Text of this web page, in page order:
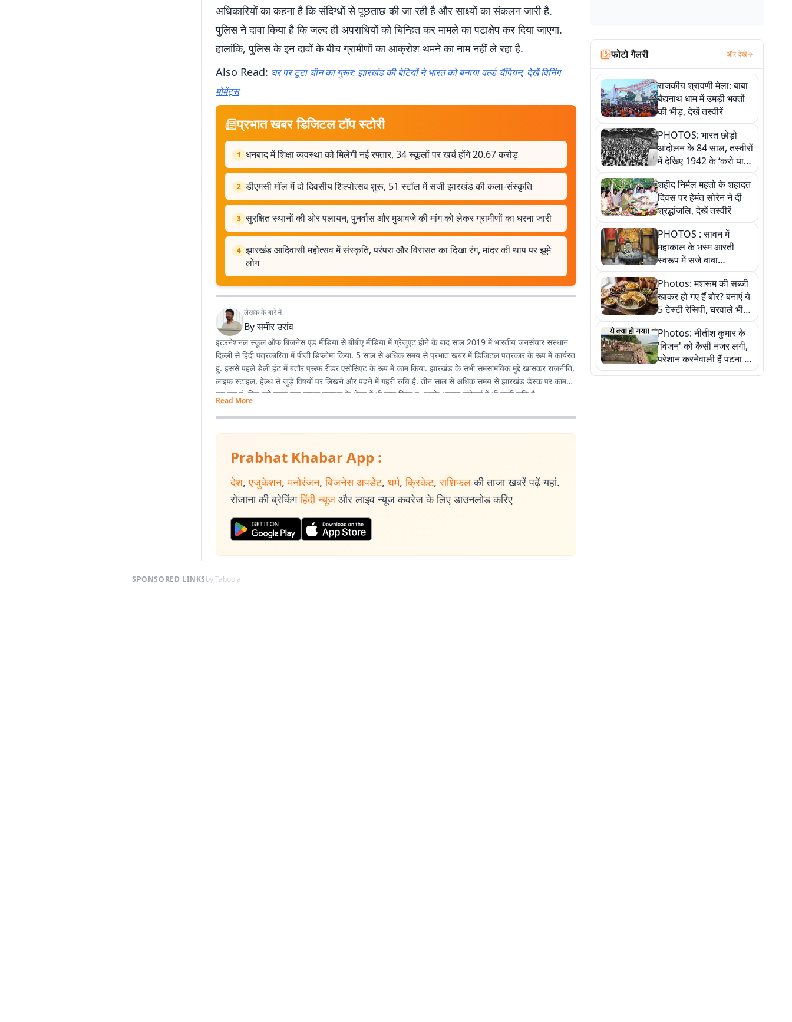
अधिकारियों का कहना है कि संदिग्धों से पूछताछ की जा रही है और साक्ष्यों का संकलन जारी है.
पुलिस ने दावा किया है कि जल्द ही अपराधियों को चिन्हित कर मामले का पटाक्षेप कर दिया जाएगा.
हालांकि, पुलिस के इन दावों के बीच ग्रामीणों का आक्रोश थमने का नाम नहीं ले रहा है.
Also Read: घर पर टूटा चीन का गुरूर: झारखंड की बेटियों ने भारत को बनाया वर्ल्ड चैंपियन, देखें विनिंग
मोमेंट्स
प्रभात खबर डिजिटल टॉप स्टोरी
1 धनबाद में शिक्षा व्यवस्था को मिलेगी नई रफ्तार, 34 स्कूलों पर खर्च होंगे 20.67 करोड़
2 डीएमसी मॉल में दो दिवसीय शिल्पोत्सव शुरू, 51 स्टॉल में सजी झारखंड की कला-संस्कृति
3 सुरक्षित स्थानों की ओर पलायन, पुनर्वास और मुआवजे की मांग को लेकर ग्रामीणों का धरना जारी
4 झारखंड आदिवासी महोत्सव में संस्कृति, परंपरा और विरासत का दिखा रंग, मांदर की थाप पर झूमे
लोग
लेखक के बारे में
Byसमीर उरांव
इंटरनेशनल स्कूल ऑफ बिजनेस एंड मीडिया से बीबीए मीडिया में ग्रेजुएट होने के बाद साल 2019 में भारतीय जनसंचार संस्थान
दिल्ली से हिंदी पत्रकारिता में पीजी डिप्लोमा किया. 5 साल से अधिक समय से प्रभात खबर में डिजिटल पत्रकार के रूप में कार्यरत
हूं. इससे पहले डेली हंट में बतौर प्रूफ रीडर एसोसिएट के रूप में काम किया. झारखंड के सभी समसामयिक मुद्दे खासकर राजनीति,
लाइफ स्टाइल, हेल्थ से जुड़े विषयों पर लिखने और पढ़ने में गहरी रुचि है. तीन साल से अधिक समय से झारखंड डेस्क पर काम
कर रहा हूं. फिर लंबे समय तक लाइफ स्टाइल के क्षेत्र में भी काम किया हूं. इसके अलावा स्पोर्ट्स में भी गहरी रुचि है.
Read More
Prabhat Khabar App :
देश, एजुकेशन, मनोरंजन, बिजनेस अपडेट, धर्म, क्रिकेट, राशिफल की ताजा खबरें पढ़ें यहां.
रोजाना की ब्रेकिंग हिंदी न्यूज और लाइव न्यूज कवरेज के लिए डाउनलोड करिए
फोटो गैलरी और देखें
राजकीय श्रावणी मेला: बाबा
बैद्यनाथ धाम में उमड़ी भक्तों
की भीड़, देखें तस्वीरें
PHOTOS: भारत छोड़ो
आंदोलन के 84 साल, तस्वीरों
में देखिए 1942 के ‘करो या
मरो’ आंदोलन की कहानी
शहीद निर्मल महतो के शहादत
दिवस पर हेमंत सोरेन ने दी
श्रद्धांजलि, देखें तस्वीरें
PHOTOS : सावन में
महाकाल के भस्म आरती
स्वरूप में सजे बाबा
औघड़दानी, तस्वीरों में करें
अद्भुत दर्शन
Photos: मशरूम की सब्जी
खाकर हो गए हैं बोर? बनाएं ये
5 टेस्टी रेसिपी, घरवाले भी
मांगेंगे बार-बार
Photos: नीतीश कुमार के
'विजन' को कैसी नजर लगी,
परेशान करनेवाली हैं पटना में
गंगा घाट की ये 11 तस्वीरें
SPONSORED LINKSby Taboola